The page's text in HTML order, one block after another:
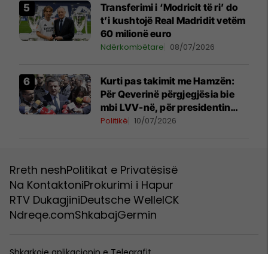
Transferimi i ‘Modricit të ri’ do
t’i kushtojë Real Madridit vetëm
60 milionë euro
Ndërkombëtare 08/07/2026
Kurti pas takimit me Hamzën:
Për Qeverinë përgjegjësia bie
mbi LVV-në, për presidentin
duhet bashkëpunim i të gjitha
Politikë 10/07/2026
Rreth neshPolitikat e Privatësisë
Na KontaktoniProkurimi i Hapur
RTV DukagjiniDeutsche WelleICK
Ndreqe.comShkabajGermin